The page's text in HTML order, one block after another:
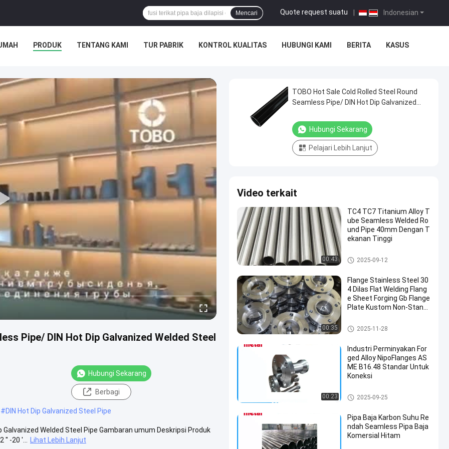
Indonesian
Quote request suatu
Mencari
PRODUK TENTANG KAMI TUR PABRIK KONTROL KUALITAS HUBUNGI KAMI BERITA KASUS
Pipe/ DIN Hot Dip Galvanized Welded Steel
Hubungi Sekarang
Berbagi
#DIN Hot Dip Galvanized Steel Pipe
Welded Steel Pipe Gambaran umum Deskripsi Produk
-20 ′...
Lihat Lebih Lanjut
TOBO Hot Sale Cold Rolled Steel Round
Seamless Pipe/ DIN Hot Dip Galvanized
Hubungi Sekarang
Pelajari Lebih Lanjut
Video terkait
00:43
TC4 TC7 Titanium Alloy T
ube Seamless Welded Ro
und Pipe 40mm Dengan T
ekanan Tinggi
Pipa Paduan Titanium
2025-09-12
00:35
Flange Stainless Steel 30
4 Dilas Flat Welding Flang
e Sheet Forging Gb Flange
Plate Kustom Non-Stand
paduan baja flensa
2025-11-28
00:23
Industri Perminyakan For
ged Alloy NipoFlanges AS
ME B16.48 Standar Untuk
Koneksi
paduan baja flensa
2025-09-25
Pipa Baja Karbon Suhu Re
ndah Seamless Pipa Baja
Komersial Hitam